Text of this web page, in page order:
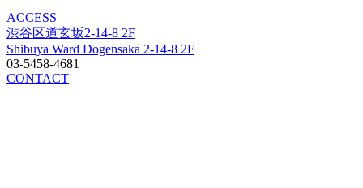
ACCESS
渋谷区道玄坂2-14-8 2F
Shibuya Ward Dogensaka 2-14-8 2F
03-5458-4681
CONTACT